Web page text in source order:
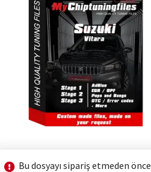
Bu dosyayı sipariş etmeden önce